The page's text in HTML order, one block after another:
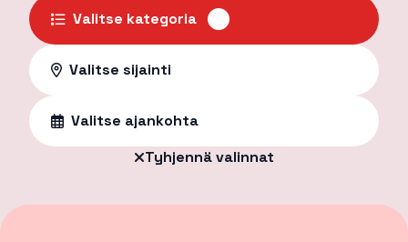
Valitse kategoria
Valitse sijainti
Valitse ajankohta
Tyhjennä valinnat